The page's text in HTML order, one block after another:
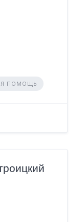
ПОМОЩЬ